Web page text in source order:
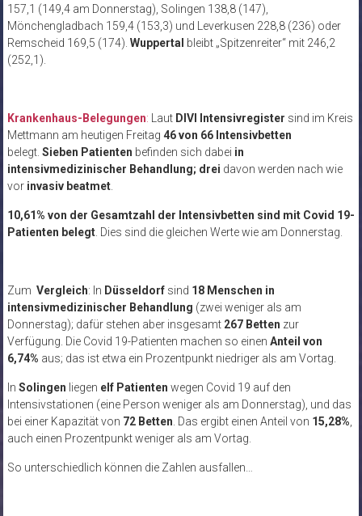
157,1 (149,4 am Donnerstag), Solingen 138,8 (147),
Mönchengladbach 159,4 (153,3) und Leverkusen 228,8 (236) oder
Remscheid 169,5 (174). Wuppertal bleibt „Spitzenreiter“ mit 246,2
(252,1).
Krankenhaus-Belegungen: Laut DIVI Intensivregister sind im Kreis
Mettmann am heutigen Freitag 46 von 66 Intensivbetten
belegt. Sieben Patienten befinden sich dabei in
intensivmedizinischer Behandlung; drei davon werden nach wie
vorinvasiv beatmet.
10,61% von der Gesamtzahl der Intensivbetten sind mit Covid 19-
Patienten belegt. Dies sind die gleichen Werte wie am Donnerstag.
Zum Vergleich: In Düsseldorfsind 18 Menschen in
intensivmedizinischer Behandlung (zwei weniger als am
Donnerstag); dafür stehen aber insgesamt 267 Betten zur
Verfügung. Die Covid 19-Patienten machen so einen Anteil von
6,74% aus; das ist etwa ein Prozentpunkt niedriger als am Vortag.
In Solingen liegen elf Patienten wegen Covid 19 auf den
Intensivstationen (eine Person weniger als am Donnerstag), und das
bei einer Kapazität von 72 Betten. Das ergibt einen Anteil von 15,28%,
auch einen Prozentpunkt weniger als am Vortag.
So unterschiedlich können die Zahlen ausfallen…